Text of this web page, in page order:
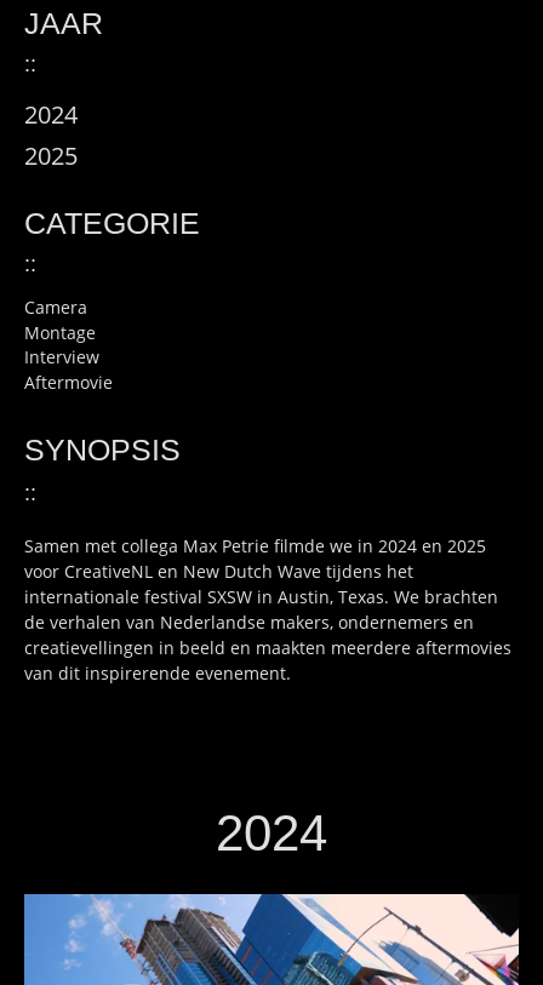
JAAR
::
2024
2025
CATEGORIE
::
Camera
Montage
Interview
Aftermovie
SYNOPSIS
::
Samen met collega Max Petrie filmde we in 2024 en 2025
voor CreativeNL en New Dutch Wave tijdens het
internationale festival SXSW in Austin, Texas. We brachten
de verhalen van Nederlandse makers, ondernemers en
creatievellingen in beeld en maakten meerdere aftermovies
van dit inspirerende evenement.
2024